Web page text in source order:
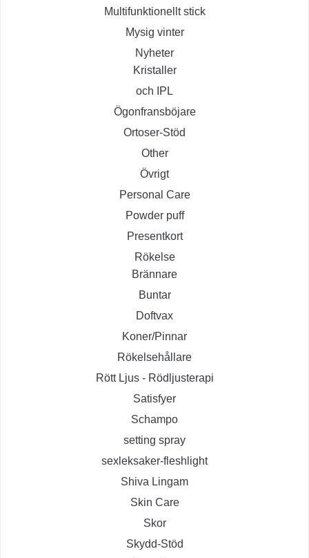
Multifunktionellt stick
Mysig vinter
Nyheter
Kristaller
och IPL
Ögonfransböjare
Ortoser-Stöd
Other
Övrigt
Personal Care
Powder puff
Presentkort
Rökelse
Brännare
Buntar
Doftvax
Koner/Pinnar
Rökelsehållare
Rött Ljus - Rödljusterapi
Satisfyer
Schampo
setting spray
sexleksaker-fleshlight
Shiva Lingam
Skin Care
Skor
Skydd-Stöd